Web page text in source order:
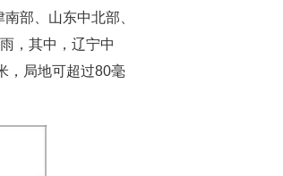
部、山东中北部、
，其中，辽宁中
，局地可超过80毫